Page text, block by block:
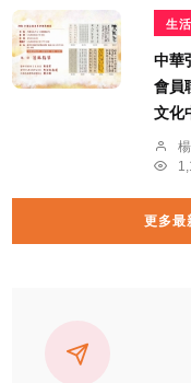
生活
中華
會員
文化
更多最